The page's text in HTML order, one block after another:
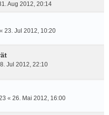
Aug 2012, 20:14
« 23. Jul 2012, 10:20
8. Jul 2012, 22:10
« 26. Mai 2012, 16:00